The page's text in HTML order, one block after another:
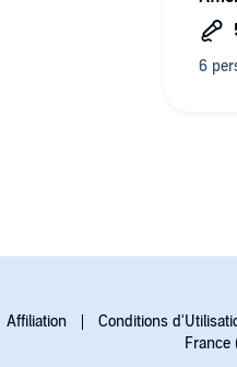
à
Affiliation Conditions
France